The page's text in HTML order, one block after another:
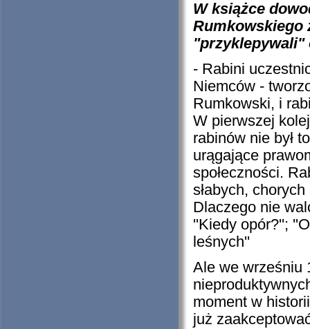
W książce
Rumkowskiego
"przyklepywali"
- Rabini
Niemców -
Rumkowski, i
W pierwszej
rabinów nie był
urągające
społeczności.
słabych,
Dlaczego nie
''Kiedy opór?'';
leśnych''
Ale we wrześniu
moment w
już